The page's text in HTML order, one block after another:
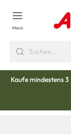
springen
Menü
Kaufe mindestens